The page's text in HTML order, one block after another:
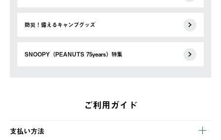
防災！備えるキャンプグッズ
SNOOPY（PEANUTS 75years）特集
ご利用ガイド
支払い方法